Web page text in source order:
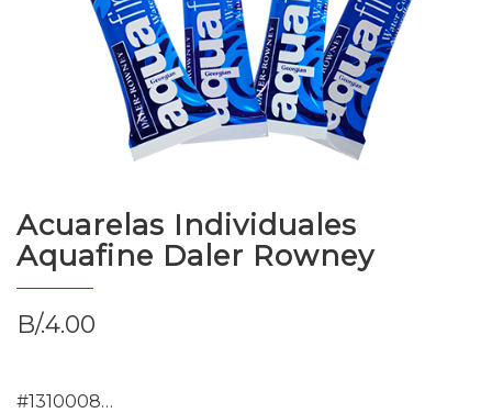
Acuarelas Individuales
Aquafine Daler Rowney
B/.4.00
#1310008…